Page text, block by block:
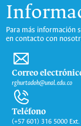
Para más información
en contacto con
Correo
rghurtadoh@unal.edu.co
Teléfono
(+57 601) 316 5000